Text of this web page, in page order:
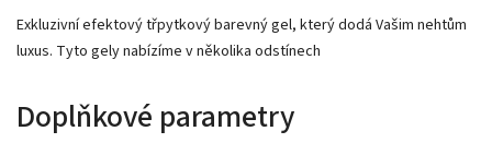
Exkluzivní efektový třpytkový barevný gel, který dodá Vašim nehtům
luxus. Tyto gely nabízíme v několika odstínech
Doplňkové parametry